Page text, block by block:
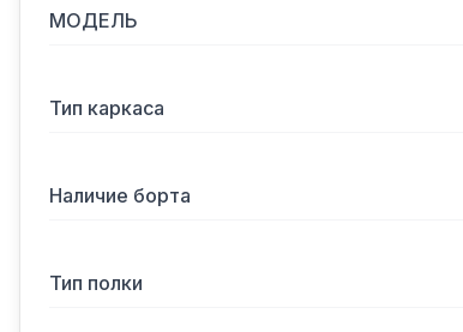
МОДЕЛЬ
Тип каркаса
Наличие борта
Тип полки